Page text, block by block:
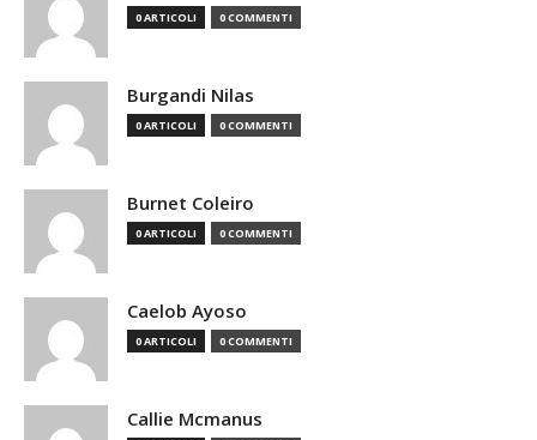
0 ARTICOLI 0 COMMENTI
Burgandi Nilas
0 ARTICOLI 0 COMMENTI
Burnet Coleiro
0 ARTICOLI 0 COMMENTI
Caelob Ayoso
0 ARTICOLI 0 COMMENTI
Callie Mcmanus